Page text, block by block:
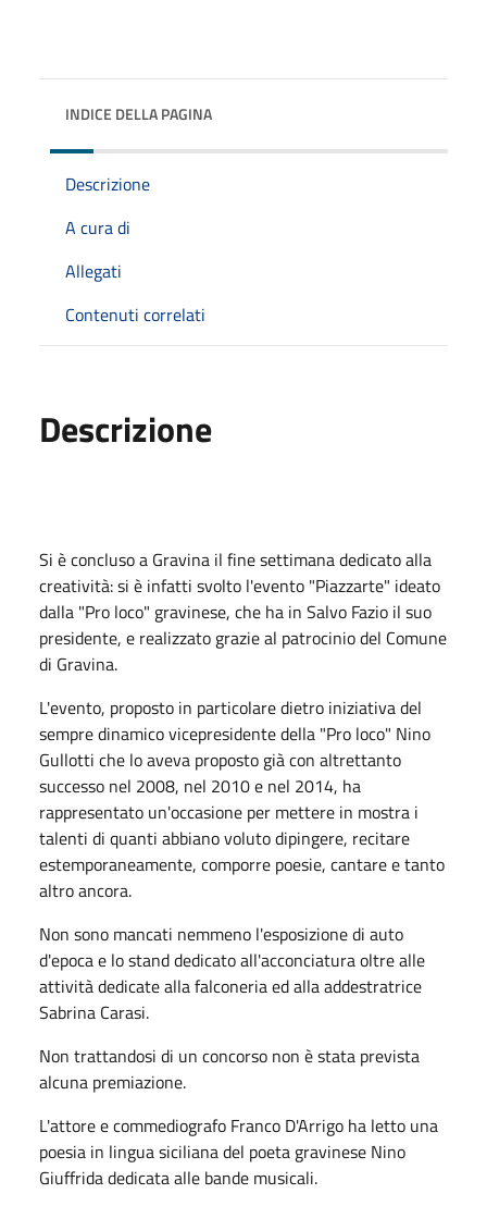
INDICE DELLA PAGINA
Descrizione
A cura di
Allegati
Contenuti correlati
Descrizione
Si è concluso a Gravina il fine settimana dedicato alla
creatività: si è infatti svolto l'evento "Piazzarte" ideato
dalla "Pro loco" gravinese, che ha in Salvo Fazio il suo
presidente, e realizzato grazie al patrocinio del Comune
di Gravina.
L'evento, proposto in particolare dietro iniziativa del
sempre dinamico vicepresidente della "Pro loco" Nino
Gullotti che lo aveva proposto già con altrettanto
successo nel 2008, nel 2010 e nel 2014, ha
rappresentato un'occasione per mettere in mostra i
talenti di quanti abbiano voluto dipingere, recitare
estemporaneamente, comporre poesie, cantare e tanto
altro ancora.
Non sono mancati nemmeno l'esposizione di auto
d'epoca e lo stand dedicato all'acconciatura oltre alle
attività dedicate alla falconeria ed alla addestratrice
Sabrina Carasi.
Non trattandosi di un concorso non è stata prevista
alcuna premiazione.
L'attore e commediografo Franco D'Arrigo ha letto una
poesia in lingua siciliana del poeta gravinese Nino
Giuffrida dedicata alle bande musicali.